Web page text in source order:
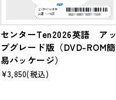
センターTen2026英語 アッ
プグレード版（DVD-ROM簡
易パッケージ）
¥3,850(税込)